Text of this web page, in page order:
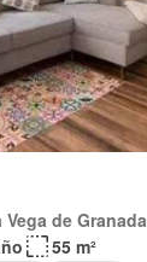
de Granada
55 m²